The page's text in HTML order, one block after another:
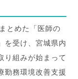
とめた「医師の
を受け、宮城県内
り組みが始まって
勤務環境改善支援